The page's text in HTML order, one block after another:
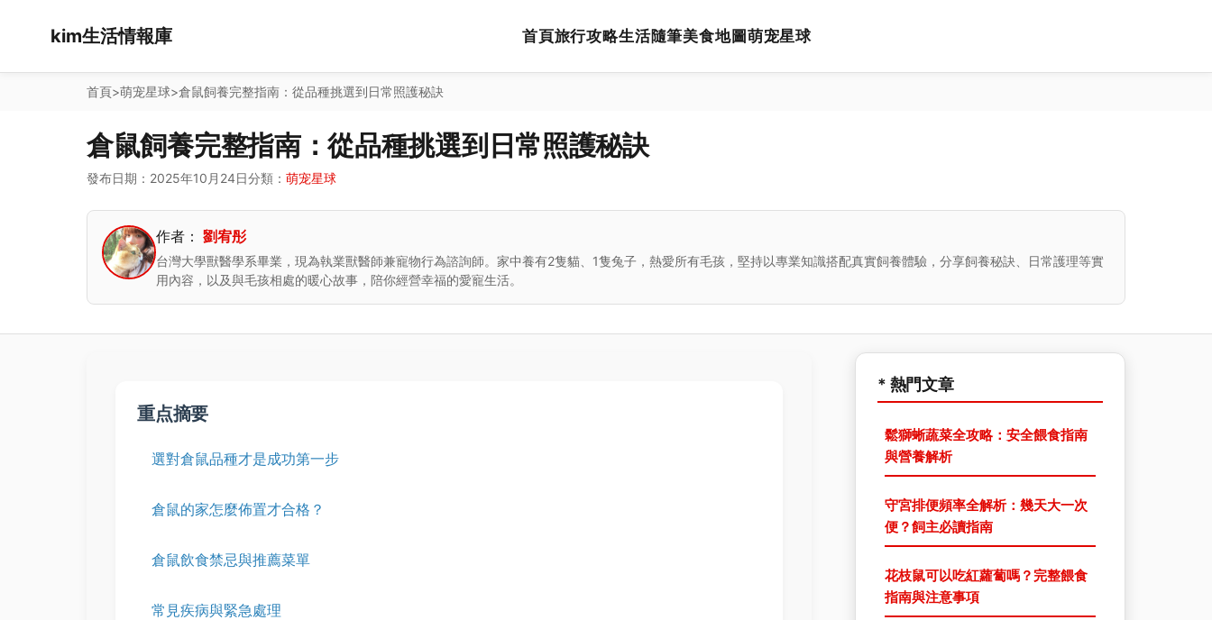
kim生活情報庫 首頁旅行攻略生活隨筆美食地圖萌宠星球
首頁>萌宠星球>倉鼠飼養完整指南：從品種挑選到日常照護秘訣
倉鼠飼養完整指南：從品種挑選到日常照護秘訣
發布日期：2025年10月24日分類： 萌宠星球
作者： 劉宥彤
台灣大學獸醫學系畢業，現為執業獸醫師兼寵物行為諮詢師。家中養有2隻貓、1隻兔子，熱愛所有毛孩，堅持以專業知識搭配真實飼養體驗，分享飼養秘訣、日常護理等實
用內容，以及與毛孩相處的暖心故事，陪你經營幸福的愛寵生活。
重点摘要
選對倉鼠品種才是成功第一步
倉鼠的家怎麼佈置才合格？
倉鼠飲食禁忌與推薦菜單
常見疾病與緊急處理
* 熱門文章
鬆獅蜥蔬菜全攻略：安全餵食指南
與營養解析
守宮排便頻率全解析：幾天大一次
便？飼主必讀指南
花枝鼠可以吃紅蘿蔔嗎？完整餵食
指南與注意事項